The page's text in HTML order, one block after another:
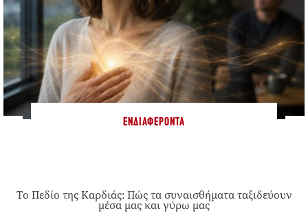
ΕΝΔΙΑΦΈΡΟΝΤΑ
Το Πεδίο της Καρδιάς: Πώς τα συναισθήματα ταξιδεύουν
μέσα μας και γύρω μας